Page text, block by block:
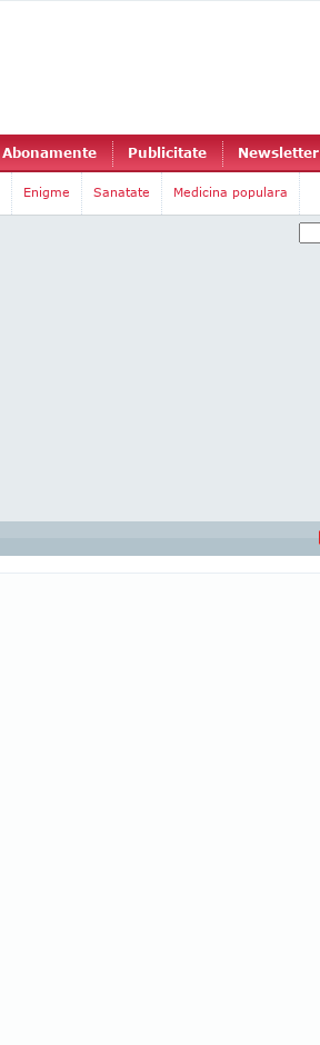
Abonamente Publicitate Newsletter
Enigme Sanatate Medicina populara